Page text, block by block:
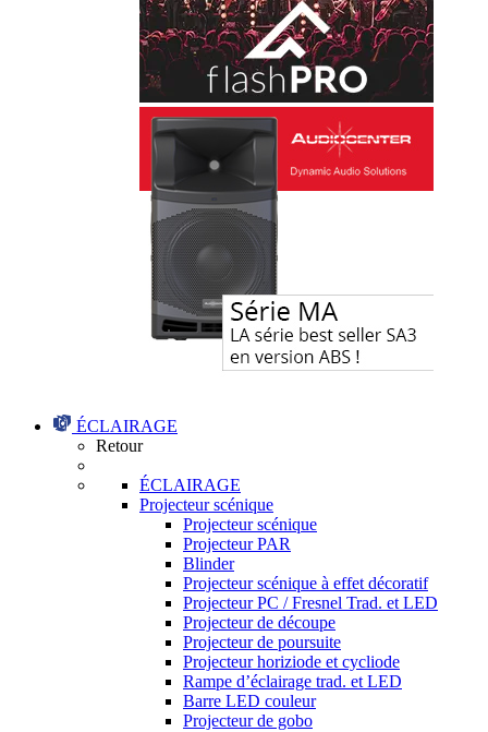
ÉCLAIRAGE
Retour
ÉCLAIRAGE
Projecteur scénique
Projecteur scénique
Projecteur PAR
Blinder
Projecteur scénique à effet décoratif
Projecteur PC / Fresnel Trad. et LED
Projecteur de découpe
Projecteur de poursuite
Projecteur horiziode et cycliode
Rampe d’éclairage trad. et LED
Barre LED couleur
Projecteur de gobo